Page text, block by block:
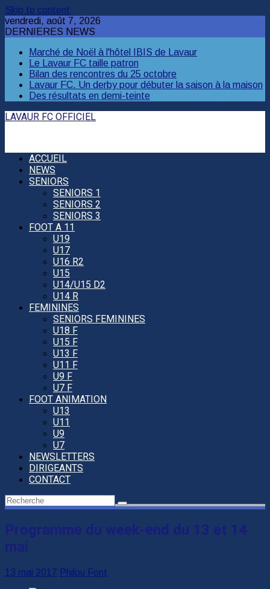
Skip to content
vendredi, août 7, 2026
DERNIERES NEWS
Marché de Noël à l'hôtel IBIS de Lavaur
Le Lavaur FC taille patron
Bilan des rencontres du 25 octobre
Lavaur FC. Un derby pour débuter la saison à la maison
Des résultats en demi-teinte
LAVAUR FC OFFICIEL
ACCUEIL
NEWS
SENIORS
SENIORS 1
SENIORS 2
SENIORS 3
FOOT A 11
U19
U17
U16 R2
U15
U14/U15 D2
U14 R
FEMININES
SENIORS FEMININES
U18 F
U15 F
U13 F
U11 F
U9 F
U7 F
FOOT ANIMATION
U13
U11
U9
U7
NEWSLETTERS
DIRIGEANTS
CONTACT
Programme du week-end du 13 et 14
mai
13 mai 2017 Philou Font